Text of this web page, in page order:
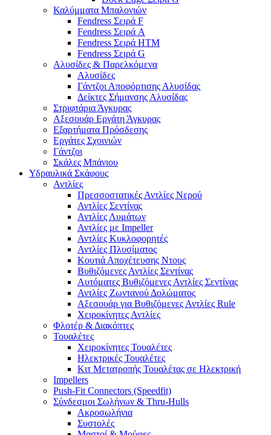
Καλύμματα Μπαλονιών
Fendress Σειρά F
Fendress Σειρά A
Fendress Σειρά HTM
Fendress Σειρά G
Αλυσίδες & Παρελκόμενα
Αλυσίδες
Γάντζοι Αποφόρτισης Αλυσίδας
Δείκτες Σήμανσης Αλυσίδας
Στριφτάρια Άγκυρας
Αξεσουάρ Εργάτη Άγκυρας
Εξαρτήματα Πρόσδεσης
Εργάτες Σχοινιών
Γάντζοι
Σκάλες Μπάνιου
Υδραυλικά Σκάφους
Αντλίες
Πρεσσοστατικές Αντλίες Νερού
Αντλίες Σεντίνας
Αντλίες Λυμάτων
Αντλίες με Impeller
Αντλίες Κυκλοφορητές
Αντλίες Πλυσίματος
Κουτιά Αποχέτευσης Ντους
Βυθιζόμενες Αντλίες Σεντίνας
Αυτόματες Βυθιζόμενες Αντλίες Σεντίνας
Αντλίες Ζωντανού Δολώματος
Αξεσουάρ για Βυθιζόμενες Αντλίες Rule
Χειροκίνητες Αντλίες
Φλοτέρ & Διακόπτες
Τουαλέτες
Χειροκίνητες Τουαλέτες
Ηλεκτρικές Τουαλέτες
Κιτ Μετατροπής Τουαλέτας σε Ηλεκτρική
Impellers
Push-Fit Connectors (Speedfit)
Σύνδεσμοι Σωλήνων & Thru-Hulls
Ακροσωλήνια
Συστολές